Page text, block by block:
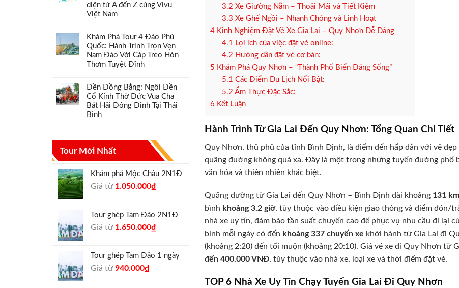
diện từ A đến Z cùng Vivu
Việt Nam
Khám Phá Tour 4 Đảo Phú
Quốc: Hành Trình Trọn Vẹn
Nam Đảo Với Cáp Treo Hòn
Thơm Tuyệt Đỉnh
Đền Đồng Bằng: Ngôi Đền
Cổ Kính Thờ Đức Vua Cha
Bát Hải Đông Đình Tại Thái
Bình
Tour Mới Nhất
Khám phá Mộc Châu 2N1Đ
Giá từ Giá
1.300.000₫.
1.050.000₫Giá
là:
Tour ghép Tam Đảo 2N1Đ
Giá từ Giá
1.800.000₫.
1.650.000₫Giá
là:
Tour ghép Tam Đảo 1 ngày
Giá từGiá
940.000₫Giá
3.2 Xe Giường Nằm – Thoải Mái và Tiết Kiệm
3.3 Xe Ghế Ngồi – Nhanh Chóng và Linh Hoạt
4 Kinh Nghiệm Đặt Vé Xe Gia Lai – Quy Nhơn Dễ Dàng
4.1 Lợi ích của việc đặt vé online:
4.2 Hướng dẫn đặt vé cơ bản:
5 Khám Phá Quy Nhơn – “Thành Phố Biển Đáng Sống”
5.1 Các Điểm Du Lịch Nổi Bật:
5.2 Ẩm Thực Đặc Sắc:
6 Kết Luận
Hành Trình Từ Gia Lai Đến Quy Nhơn: Tổng Quan Chi Tiết
Quy Nhơn, thủ phủ của tỉnh Bình Định, là điểm đến hấp dẫn với vẻ
quãng đường không quá xa. Đây là một trong những tuyến đường
văn hóa và thiên nhiên khác biệt.
Quãng đường từ Gia Lai đến Quy Nhơn – Bình Định dài khoảng 131 km
bình khoảng 3.2 giờ, tùy thuộc vào điều kiện giao thông và điểm đón/
nhà xe uy tín, đảm bảo tần suất chuyến cao để phục vụ nhu cầu đi lại
bình mỗi ngày có đến khoảng 337 chuyến xe khởi hành từ Gia Lai đi
(khoảng 2:20) đến tối muộn (khoảng 20:10). Giá vé xe đi Quy Nhơn từ
đến 400.000 VNĐ, tùy thuộc vào nhà xe, loại xe và thời điểm đặt vé.
TOP 6 Nhà Xe Uy Tín Chạy Tuyến Gia Lai Đi Quy Nhơn